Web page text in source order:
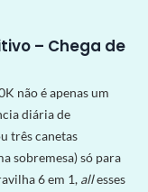
– Chega de
não é apenas um
diária de
três canetas
sobremesa) só para
6 em 1, allesses